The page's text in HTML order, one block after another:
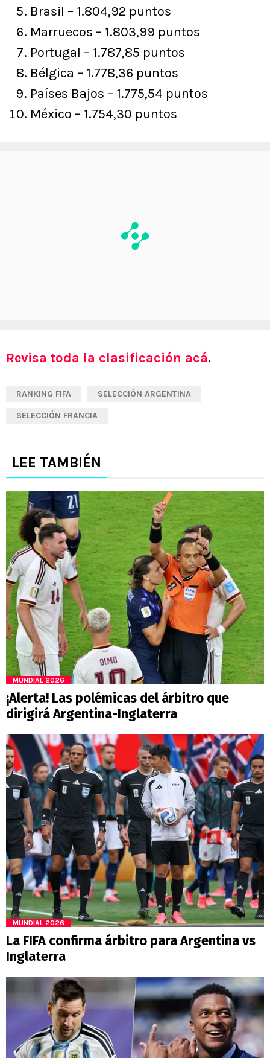
Brasil – 1.804,92 puntos
Marruecos – 1.803,99 puntos
Portugal – 1.787,85 puntos
Bélgica – 1.778,36 puntos
Países Bajos – 1.775,54 puntos
México – 1.754,30 puntos
Revisa toda la clasificación acá.
RANKING FIFA SELECCIÓN ARGENTINA
SELECCIÓN FRANCIA
LEE TAMBIÉN
MUNDIAL 2026
¡Alerta! Las polémicas del árbitro que
dirigirá Argentina-Inglaterra
MUNDIAL 2026
La FIFA confirma árbitro para Argentina vs
Inglaterra